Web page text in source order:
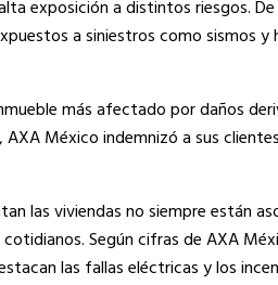
exposición a distintos riesgos.
a siniestros como sismos
más afectado por daños
México indemnizó a sus
las viviendas no siempre están
Según cifras de AXA
las fallas eléctricas y los